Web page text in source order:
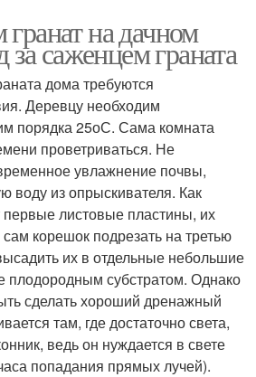
на дачном
за саженцем граната
дома требуются
Деревцу необходим
порядка 25оС. Сама комната
проветриваться. Не
увлажнение почвы,
воду из опрыскивателя. Как
первые листовые пластины, их
сам корешок подрезать на третью
их в отдельные небольшие
плодородным субстратом. Однако
сделать хороший дренажный
там, где достаточно света,
ведь он нуждается в свете
попадания прямых лучей).